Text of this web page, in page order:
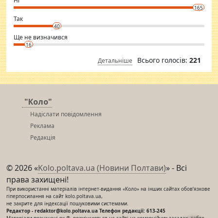
conscious in order to keep yourself fit and regularly go to the health
club.
⇒ sakshimirchandani.com
165
Так
40
Ще не визначився
16
Детальніше Всього голосів: 221
"Коло"
Надіслати повідомлення
Реклама
Редакція
© 2026 «Kolo.poltava.ua (Новини Полтави)» - Всі
права захищені!
При використанні матеріалів інтернет-видання «Коло» на інших сайтах обов’язкове
гіперпосилання на сайт kolo.poltava.ua,
не закрите для індексації пошуковими системами.
Редактор - redaktor@kolo.poltava.ua Телефон редакції: 613-245